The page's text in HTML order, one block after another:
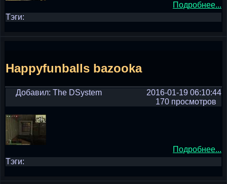
Подробнее...
Тэги:
Happyfunballs bazooka
Добавил: The DSystem
2016-01-19 06:10:44
170 просмотров
Подробнее...
Тэги: